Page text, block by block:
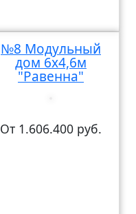
№8 Модульный
дом 6х4,6м
"Равенна"
От 1.606.400 руб.